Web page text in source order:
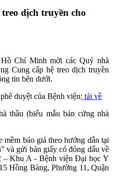
dịch truyền cho
Chí Minh mời các Quý nhà
Cung cấp hệ treo dịch truyền
tin bên dưới.
duyệt của Bệnh viện: tải về
thầu (biểu mẫu bản cứng nhà
báo giá theo hướng dẫn tại
và gửi bản giấy có đóng dấu về
– Khu A - Bệnh viện Đại học Y
Hồng Bàng, Phường 11, Quận